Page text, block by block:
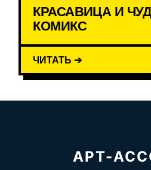
КРАСАВИЦА И
КОМИКС
ЧИТАТЬ ➔
АРТ-